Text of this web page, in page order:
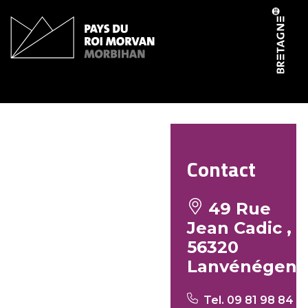
Contact
49 Rue
Jean Cadic ,
56320
Lanvénégen
Tel. 09 81 98 84